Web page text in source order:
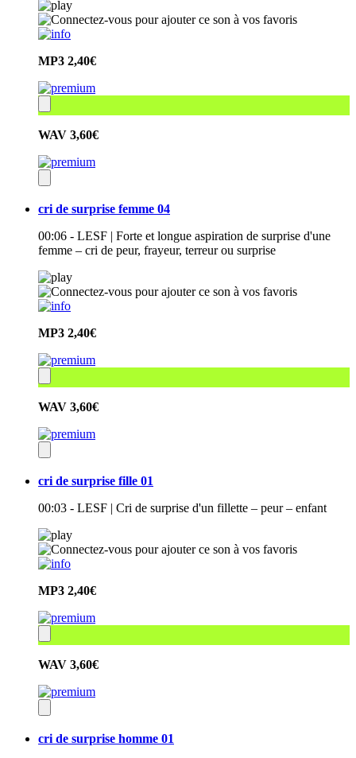
MP3 2,40€
WAV 3,60€
cri de surprise femme 04
00:06 - LESF | Forte et longue aspiration de surprise d'une
femme – cri de peur, frayeur, terreur ou surprise
MP3 2,40€
WAV 3,60€
cri de surprise fille 01
00:03 - LESF | Cri de surprise d'un fillette – peur – enfant
MP3 2,40€
WAV 3,60€
cri de surprise homme 01